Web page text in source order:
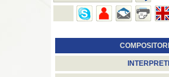
COMPOSITORI
INTERPRETI